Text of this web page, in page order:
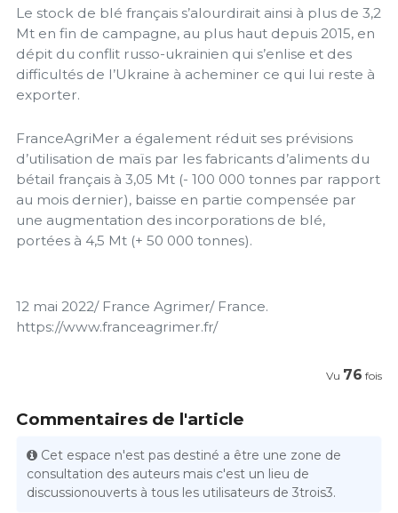
Le stock de blé français s’alourdirait ainsi à plus de 3,2
Mt en fin de campagne, au plus haut depuis 2015, en
dépit du conflit russo-ukrainien qui s’enlise et des
difficultés de l’Ukraine à acheminer ce qui lui reste à
exporter.
FranceAgriMer a également réduit ses prévisions
d’utilisation de maïs par les fabricants d’aliments du
bétail français à 3,05 Mt (- 100 000 tonnes par rapport
au mois dernier), baisse en partie compensée par
une augmentation des incorporations de blé,
portées à 4,5 Mt (+ 50 000 tonnes).
12 mai 2022/ France Agrimer/ France.
https://www.franceagrimer.fr/
Vu 76 fois
Commentaires de l'article
Cet espace n'est pas destiné a être une zone de
consultation des auteurs mais c'est un lieu de
discussionouverts à tous les utilisateurs de 3trois3.